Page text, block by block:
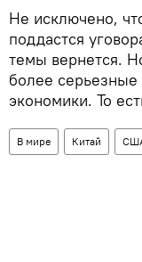
Не исключено,
поддастся
темы вернется.
более серьезные
экономики. То
В мире Китай